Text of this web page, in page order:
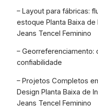
– Layout para fábricas:
estoque Planta Baixa
Jeans Tencel Feminino
– Georreferenciamento:
confiabilidade
– Projetos Completos
Design Planta Baixa de
Jeans Tencel Feminino